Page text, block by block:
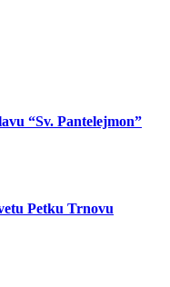
“Sv. Pantelejmon”
Petku Trnovu